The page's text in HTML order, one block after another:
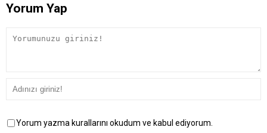
Yorum Yap
Yorum yazma kurallarını okudum ve kabul ediyorum.